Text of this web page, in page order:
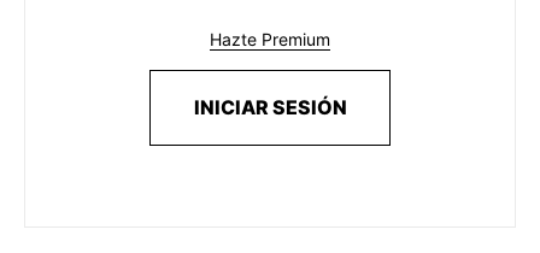
Hazte Premium
INICIAR SESIÓN